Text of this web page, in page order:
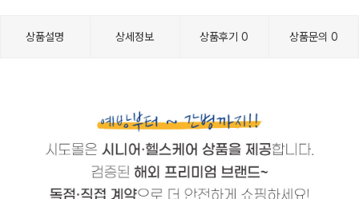
상품설명 상세정보 상품후기0 상품문의0